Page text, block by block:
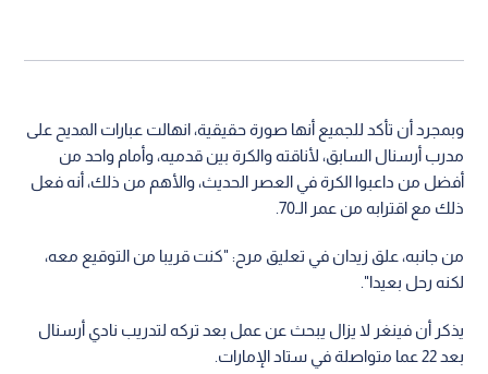
وبمجرد أن تأكد للجميع أنها صورة حقيقية، انهالت عبارات المديح على
مدرب أرسنال السابق، لأناقته والكرة بين قدميه، وأمام واحد من
أفضل من داعبوا الكرة في العصر الحديث، والأهم من ذلك، أنه فعل
ذلك مع اقترابه من عمر الـ70.
من جانبه، علق زيدان في تعليق مرح: "كنت قريبا من التوقيع معه،
لكنه رحل بعيدا".
يذكر أن فينغر لا يزال يبحث عن عمل بعد تركه لتدريب نادي أرسنال
بعد 22 عما متواصلة في ستاد الإمارات.